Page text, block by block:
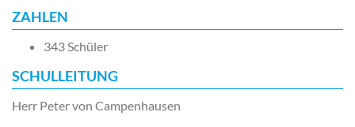
ZAHLEN
343 Schüler
SCHULLEITUNG
Herr Peter von Campenhausen